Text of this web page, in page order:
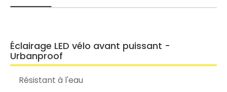
Éclairage LED vélo avant puissant -
Urbanproof
Résistant à l'eau